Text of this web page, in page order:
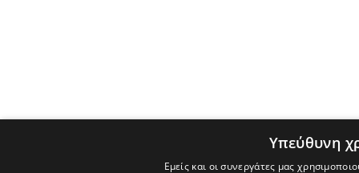
Υπεύθυνη
Εμείς και οι συνεργάτες μας